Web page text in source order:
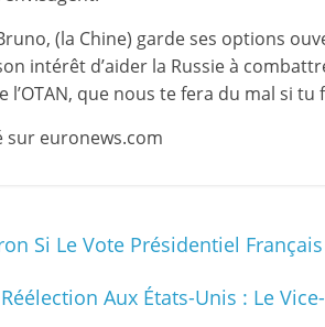
(la Chine) garde ses options
intérêt d’aider la Russie à
que nous te fera du mal si tu
sur euronews.com
Si Le Vote Présidentiel
Aux États-Unis : Le